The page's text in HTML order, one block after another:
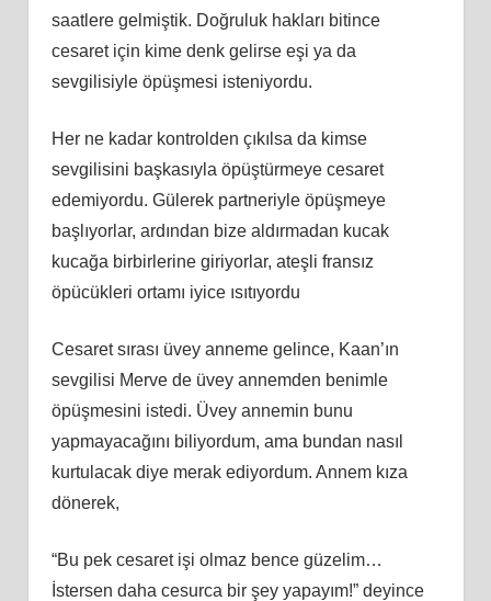
saatlere gelmiştik. Doğruluk hakları bitince
cesaret için kime denk gelirse eşi ya da
sevgilisiyle öpüşmesi isteniyordu.
Her ne kadar kontrolden çıkılsa da kimse
sevgilisini başkasıyla öpüştürmeye cesaret
edemiyordu. Gülerek partneriyle öpüşmeye
başlıyorlar, ardından bize aldırmadan kucak
kucağa birbirlerine giriyorlar, ateşli fransız
öpücükleri ortamı iyice ısıtıyordu
Cesaret sırası üvey anneme gelince, Kaan’ın
sevgilisi Merve de üvey annemden benimle
öpüşmesini istedi. Üvey annemin bunu
yapmayacağını biliyordum, ama bundan nasıl
kurtulacak diye merak ediyordum. Annem kıza
dönerek,
“Bu pek cesaret işi olmaz bence güzelim…
İstersen daha cesurca bir şey yapayım!” deyince